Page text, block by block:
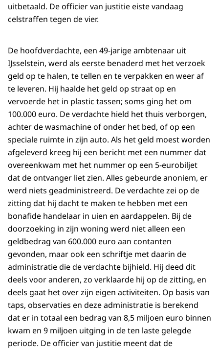
uitbetaald. De officier van justitie eiste vandaag
celstraffen tegen de vier.
De hoofdverdachte, een 49-jarige ambtenaar uit
IJsselstein, werd als eerste benaderd met het verzoek
geld op te halen, te tellen en te verpakken en weer af
te leveren. Hij haalde het geld op straat op en
vervoerde het in plastic tassen; soms ging het om
100.000 euro. De verdachte hield het thuis verborgen,
achter de wasmachine of onder het bed, of op een
speciale ruimte in zijn auto. Als het geld moest worden
afgeleverd kreeg hij een bericht met een nummer dat
overeenkwam met het nummer op een 5-eurobiljet
dat de ontvanger liet zien. Alles gebeurde anoniem, er
werd niets geadministreerd. De verdachte zei op de
zitting dat hij dacht te maken te hebben met een
bonafide handelaar in uien en aardappelen. Bij de
doorzoeking in zijn woning werd niet alleen een
geldbedrag van 600.000 euro aan contanten
gevonden, maar ook een schriftje met daarin de
administratie die de verdachte bijhield. Hij deed dit
deels voor anderen, zo verklaarde hij op de zitting, en
deels gaat het over zijn eigen activiteiten. Op basis van
taps, observaties en deze administratie is berekend
dat er in totaal een bedrag van 8,5 miljoen euro binnen
kwam en 9 miljoen uitging in de ten laste gelegde
periode. De officier van justitie meent dat de